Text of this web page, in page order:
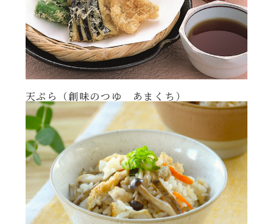
天ぷら（創味のつゆ あまくち）